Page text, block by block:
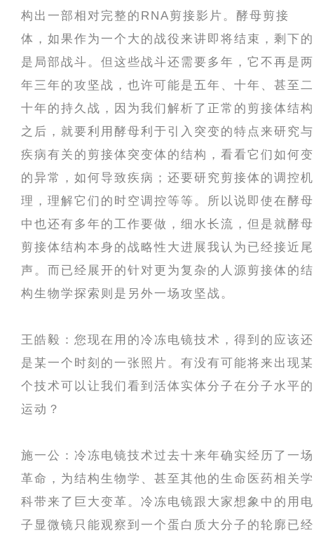
构出一部相对完整的RNA剪接影片。酵母剪接
体，如果作为一个大的战役来讲即将结束，剩下的
是局部战斗。但这些战斗还需要多年，它不再是两
年三年的攻坚战，也许可能是五年、十年、甚至二
十年的持久战，因为我们解析了正常的剪接体结构
之后，就要利用酵母利于引入突变的特点来研究与
疾病有关的剪接体突变体的结构，看看它们如何变
的异常，如何导致疾病；还要研究剪接体的调控机
理，理解它们的时空调控等等。所以说即使在酵母
中也还有多年的工作要做，细水长流，但是就酵母
剪接体结构本身的战略性大进展我认为已经接近尾
声。而已经展开的针对更为复杂的人源剪接体的结
构生物学探索则是另外一场攻坚战。
王皓毅：您现在用的冷冻电镜技术，得到的应该还
是某一个时刻的一张照片。有没有可能将来出现某
个技术可以让我们看到活体实体分子在分子水平的
运动？
施一公：冷冻电镜技术过去十来年确实经历了一场
革命，为结构生物学、甚至其他的生命医药相关学
科带来了巨大变革。冷冻电镜跟大家想象中的用电
子显微镜只能观察到一个蛋白质大分子的轮廓已经